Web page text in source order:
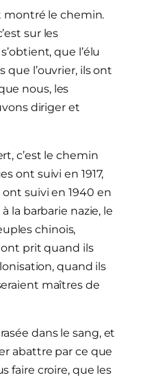
montré le chemin.
sur les
que l’élu
que l’ouvrier, ils ont
nous, les
diriger et
c’est le chemin
ont suivi en 1917,
suivi en 1940 en
la barbarie nazie, le
chinois,
prit quand ils
quand ils
maîtres de
dans le sang, et
abattre par ce que
faire croire, que les